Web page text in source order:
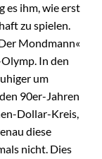
es ihm, wie erst
zu spielen.
Mondmann«
In den
um
90er-Jahren
Dollar-Kreis,
diese
nicht. Dies